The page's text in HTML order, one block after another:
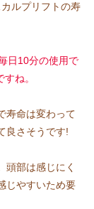
ルプリフトの寿
日10分の使用で
ね。
寿命は変わって
良さそうです!
頭部は感じにく
じやすいため要